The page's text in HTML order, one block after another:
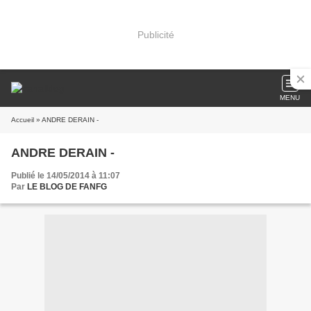
Publicité
MENU
Accueil » ANDRE DERAIN -
ANDRE DERAIN -
Publié le 14/05/2014 à 11:07
Par LE BLOG DE FANFG